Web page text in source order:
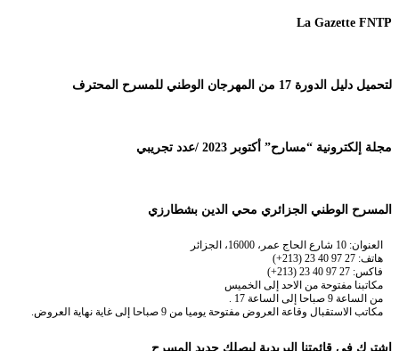
La Gazette FNTP
لتحميل دليل الدورة 17 من المهرجان الوطني للمسرح المحترف
مجلة إلكترونية “مسارح” أكتوبر 2023 /عدد تجريبي
المسرح الوطني الجزائري محي الدين بشطارزي
العنوان: 10 شارع الحاج عمر، 16000، الجزائر
هاتف: 27 97 40 23 (213+)
فاكس: 27 97 40 23 (213+)
مكاتبنا مفتوحة من الاحد إلى الخميس
من الساعة 9 صباحا إلى الساعة 17 .
مكاتب الاستقبال وقاعة العروض مفتوحة يوميا من 9 صباحا إلى غاية نهاية العروض.
إشترك في قائمتنا البريدية ليصلك جديد المسرح